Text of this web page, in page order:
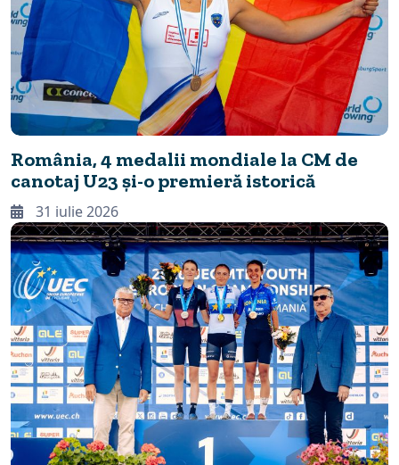
România, 4 medalii mondiale la CM de
canotaj U23 și-o premieră istorică
31 iulie 2026